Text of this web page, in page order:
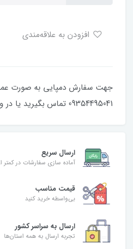
جهت سفارش دمپایی به صورت
09354495041 تماس بگیرید یا در واتس اپ پیام دهید
ارسال سریع
آماده سازی سفارشات در کمتر از ۴۸
قیمت مناسب
بی‌واسطه خرید کنید
ارسال به سراسر کشور
تجربه ارسال به همه استان‌ها